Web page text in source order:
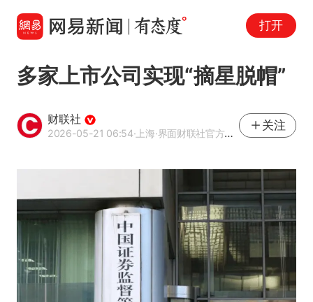
打开
多家上市公司实现“摘星脱帽”
财联社
2026-05-21 06:54·上海·界面财联社官方账号
关注